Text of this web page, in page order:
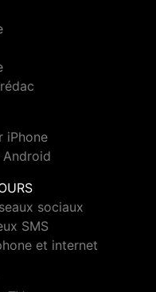
iPhone
Android
sociaux
SMS
et internet